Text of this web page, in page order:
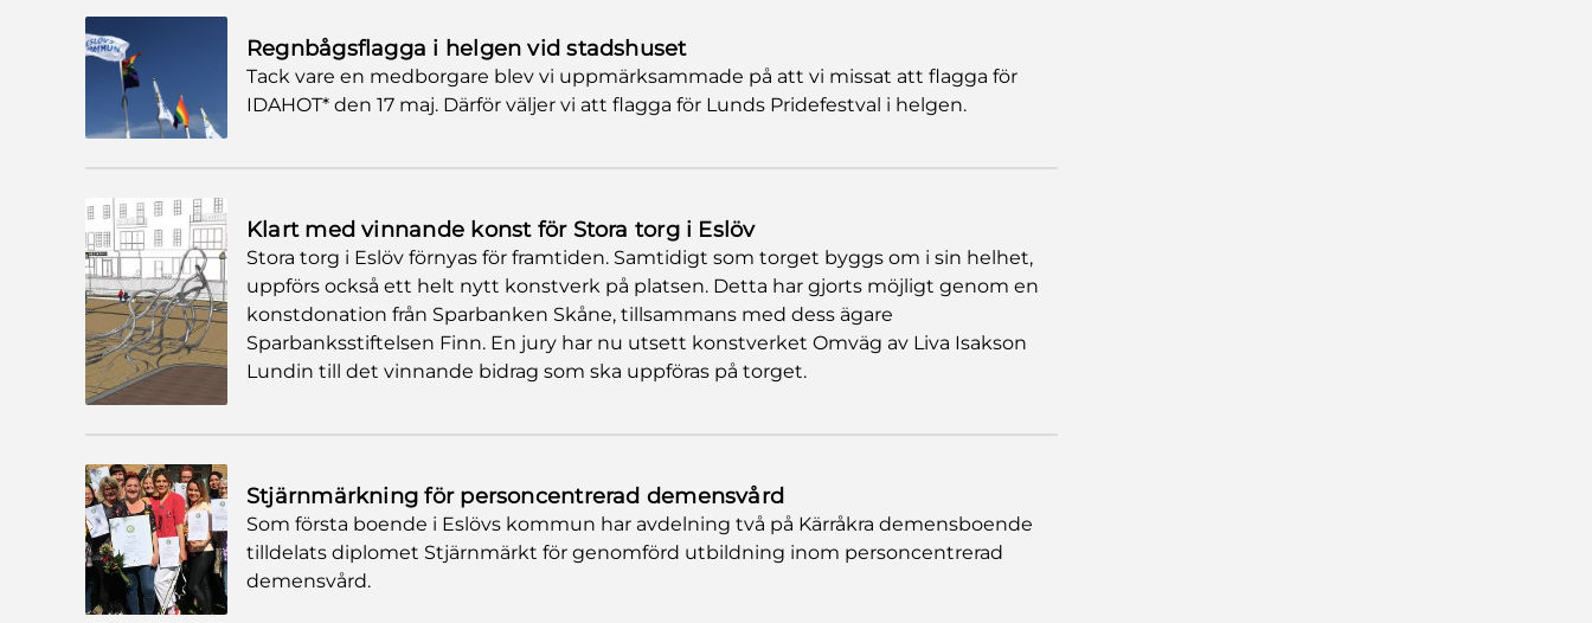
Regnbågsflagga i helgen vid stadshuset
Tack vare en medborgare blev vi uppmärksammade på att vi missat att flagga för
IDAHOT* den 17 maj. Därför väljer vi att flagga för Lunds Pridefestval i helgen.
Klart med vinnande konst för Stora torg i Eslöv
Stora torg i Eslöv förnyas för framtiden. Samtidigt som torget byggs om i sin helhet,
uppförs också ett helt nytt konstverk på platsen. Detta har gjorts möjligt genom en
konstdonation från Sparbanken Skåne, tillsammans med dess ägare
Sparbanksstiftelsen Finn. En jury har nu utsett konstverket Omväg av Liva Isakson
Lundin till det vinnande bidrag som ska uppföras på torget.
Stjärnmärkning för personcentrerad demensvård
Som första boende i Eslövs kommun har avdelning två på Kärråkra demensboende
tilldelats diplomet Stjärnmärkt för genomförd utbildning inom personcentrerad
demensvård.